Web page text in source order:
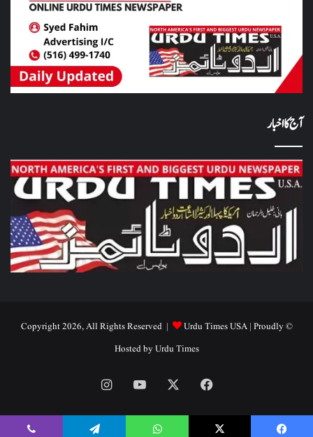
آج کا اخبار
© Copyright 2026, All Rights Reserved |
Urdu Times USA| Proudly
Hosted byUrdu Times
Facebook
YouTube